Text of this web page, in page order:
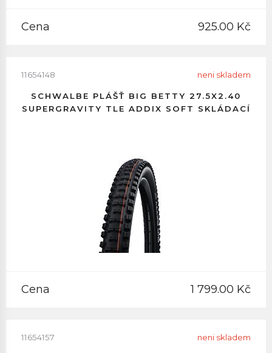
Cena 925.00 Kč
11654148 neni skladem
SCHWALBE PLÁŠŤ BIG BETTY 27.5X2.40
SUPERGRAVITY TLE ADDIX SOFT SKLÁDACÍ
Cena 1 799.00 Kč
11654157 neni skladem